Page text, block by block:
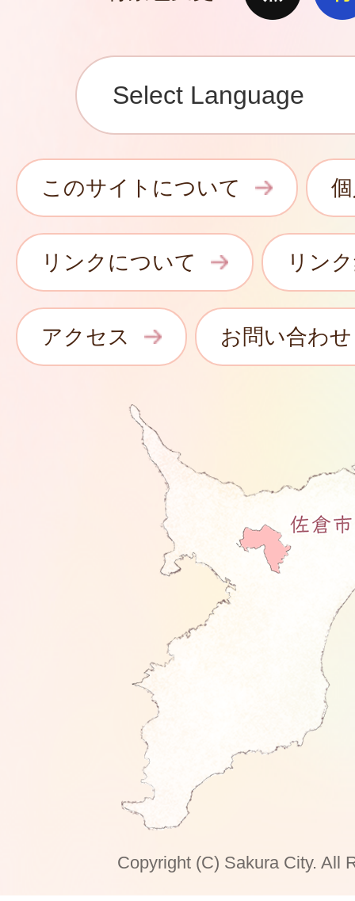
このサイトについて
リンクについて リン
アクセス お問い合わせ
Copyright (C) Sakura City. All